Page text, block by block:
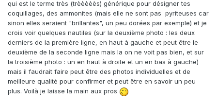
qui est le terme très (trèèèèès) générique pour désigner tes
coquillages, des ammonites (mais elle ne sont pas pyriteuses car
sinon elles seraient "brillantes", un peu dorées par exemple) et je
crois voir quelques nautiles (sur la deuxième photo : les deux
derniers de la première ligne, en haut à gauche et peut être le
deuxième de la seconde ligne mais la on ne voit pas bien, et sur
la troisième photo : un en haut à droite et un en bas à gauche)
mais il faudrait faire peut être des photos individuelles et de
meilleure qualité pour confirmer et peut être en savoir un peu
plus. Voilà je laisse la main aux pros